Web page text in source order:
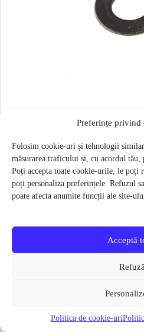
Preferințe privind
Folosim cookie-uri și tehnologii
măsurarea traficului și, cu acordul
Poți accepta toate cookie-urile, le poți
poți personaliza preferințele. Refuzul
poate afecta anumite funcții ale site-
Acceptă
Refuză
Politica de cookie-uri
Saiba roata spate Strida
Verifică
Categorii utile
Accesorii si Piese
piese și accesorii disponibile în
anvelope, camere și componente